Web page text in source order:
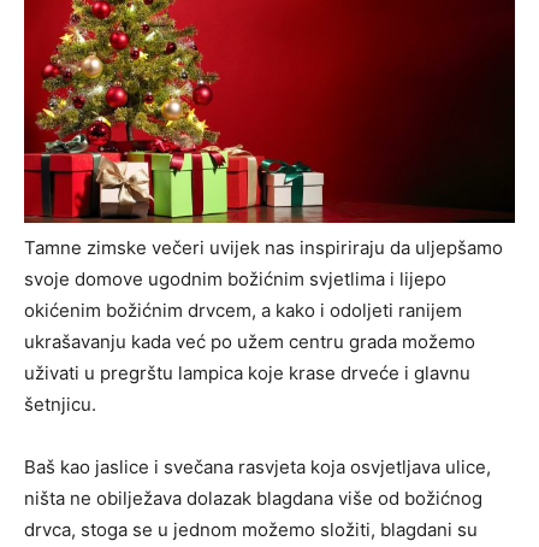
Tamne zimske večeri uvijek nas inspiriraju da uljepšamo
svoje domove ugodnim božićnim svjetlima i lijepo
okićenim božićnim drvcem, a kako i odoljeti ranijem
ukrašavanju kada već po užem centru grada možemo
uživati u pregrštu lampica koje krase drveće i glavnu
šetnjicu.
Baš kao jaslice i svečana rasvjeta koja osvjetljava ulice,
ništa ne obilježava dolazak blagdana više od božićnog
drvca, stoga se u jednom možemo složiti, blagdani su